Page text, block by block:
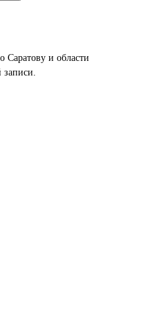
и области
записи.